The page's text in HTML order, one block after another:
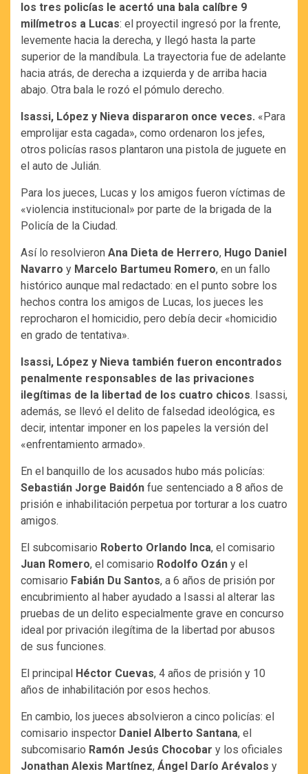
los tres policías le acertó una bala calíbre 9
milímetros a Lucas: el proyectil ingresó por la frente,
levemente hacia la derecha, y llegó hasta la parte
superior de la mandíbula. La trayectoria fue de adelante
hacia atrás, de derecha a izquierda y de arriba hacia
abajo. Otra bala le rozó el pómulo derecho.
Isassi, López y Nieva dispararon once veces. «Para
emprolijar esta cagada», como ordenaron los jefes,
otros policías rasos plantaron una pistola de juguete en
el auto de Julián.
Para los jueces, Lucas y los amigos fueron víctimas de
«violencia institucional» por parte de la brigada de la
Policía de la Ciudad.
Así lo resolvieron Ana Dieta de Herrero, Hugo Daniel
Navarro y Marcelo Bartumeu Romero, en un fallo
histórico aunque mal redactado: en el punto sobre los
hechos contra los amigos de Lucas, los jueces les
reprocharon el homicidio, pero debía decir «homicidio
en grado de tentativa».
Isassi, López y Nieva también fueron encontrados
penalmente responsables de las privaciones
ilegítimas de la libertad de los cuatro chicos. Isassi,
además, se llevó el delito de falsedad ideológica, es
decir, intentar imponer en los papeles la versión del
«enfrentamiento armado».
En el banquillo de los acusados hubo más policías:
Sebastián Jorge Baidón fue sentenciado a 8 años de
prisión e inhabilitación perpetua por torturar a los cuatro
amigos.
El subcomisario Roberto Orlando Inca, el comisario
Juan Romero, el comisario Rodolfo Ozán y el
comisario Fabián Du Santos, a 6 años de prisión por
encubrimiento al haber ayudado a Isassi al alterar las
pruebas de un delito especialmente grave en concurso
ideal por privación ilegítima de la libertad por abusos
de sus funciones.
El principal Héctor Cuevas, 4 años de prisión y 10
años de inhabilitación por esos hechos.
En cambio, los jueces absolvieron a cinco policías: el
comisario inspector Daniel Alberto Santana, el
subcomisario Ramón Jesús Chocobar y los oficiales
Jonathan Alexis Martínez, Ángel Darío Arévalos y